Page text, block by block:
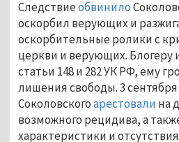
Следствиеобвинило
оскорбил верующих и
оскорбительные ролики с
церкви и верующих.
статьи 148 и 282 УК РФ, ему
лишения свободы. 3 сентября
Соколовскогоарестовали на
возможного рецидива, а
характеристики и